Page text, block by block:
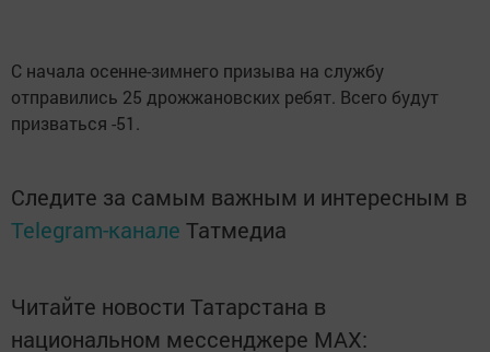
С начала осенне-зимнего призыва на службу
отправились 25 дрожжановских ребят. Всего будут
призваться -51.
Следите за самым важным и интересным в
Telegram-канале Татмедиа
Читайте новости Татарстана в
национальном мессенджере MАХ: